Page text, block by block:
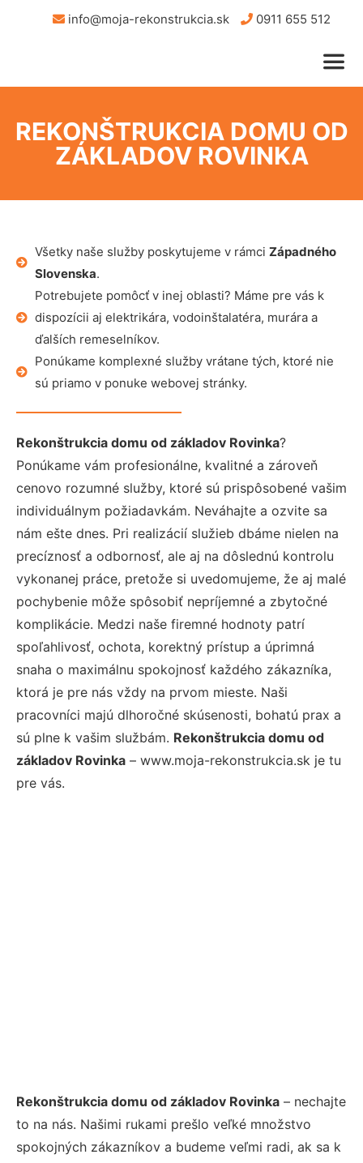
info@moja-rekonstrukcia.sk 0911 655 512
REKONŠTRUKCIA DOMU OD
ZÁKLADOV ROVINKA
Všetky naše služby poskytujeme v rámci Západného
Slovenska.
Potrebujete pomôcť v inej oblasti? Máme pre vás k
dispozícii aj elektrikára, vodoinštalatéra, murára a
ďalších remeselníkov.
Ponúkame komplexné služby vrátane tých, ktoré nie
sú priamo v ponuke webovej stránky.
Rekonštrukcia domu od základov Rovinka?
Ponúkame vám profesionálne, kvalitné a zároveň
cenovo rozumné služby, ktoré sú prispôsobené vašim
individuálnym požiadavkám. Neváhajte a ozvite sa
nám ešte dnes. Pri realizácií služieb dbáme nielen na
precíznosť a odbornosť, ale aj na dôslednú kontrolu
vykonanej práce, pretože si uvedomujeme, že aj malé
pochybenie môže spôsobiť nepríjemné a zbytočné
komplikácie. Medzi naše firemné hodnoty patrí
spoľahlivosť, ochota, korektný prístup a úprimná
snaha o maximálnu spokojnosť každého zákazníka,
ktorá je pre nás vždy na prvom mieste. Naši
pracovníci majú dlhoročné skúsenosti, bohatú prax a
sú plne k vašim službám. Rekonštrukcia domu od
základov Rovinka – www.moja-rekonstrukcia.sk je tu
pre vás.
Rekonštrukcia domu od základov Rovinka – nechajte
to na nás. Našimi rukami prešlo veľké množstvo
spokojných zákazníkov a budeme veľmi radi, ak sa k